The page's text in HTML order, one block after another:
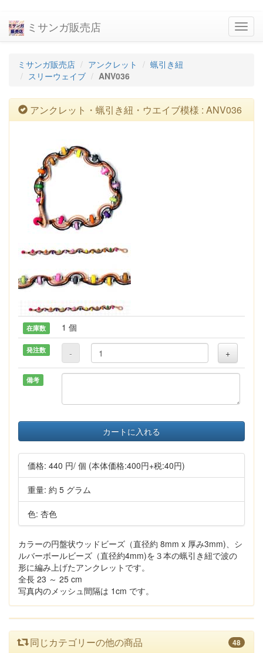
ミサンガ販売店
ミサンガ販売店 アンクレット
蝋引き紐
スリーウェイブ
ANV036
アンクレット・蝋引き紐・ウエイブ模様 : ANV036
在庫数 1 個
発注数 - +
備考
カートに入れる
価格: 440 円/ 個 (本体価格:400円+税:40円)
重量: 約 5 グラム
色: 杏色
カラーの円盤状ウッドビーズ（直径約 8mm x 厚み3mm)、シ
ルバーボールビーズ（直径約4mm)を３本の蝋引き紐で波の
形に編み上げたアンクレットです。
全長 23 ～ 25 cm
写真内のメッシュ間隔は 1cm です。
同じカテゴリーの他の商品 48